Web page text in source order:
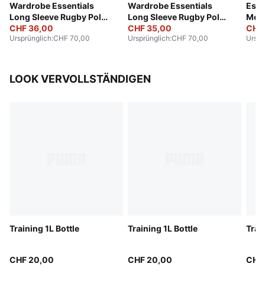
Wardrobe Essentials
Long Sleeve Rugby Polo
Men
CHF 36,00
Ursprünglich:CHF 70,00
Wardrobe Essentials
Long Sleeve Rugby Polo
Men
CHF 35,00
Ursprünglich:CHF 70,00
Men
LOOK VERVOLLSTÄNDIGEN
Training 1L Bottle
CHF 20,00
Training 1L Bottle
CHF 20,00